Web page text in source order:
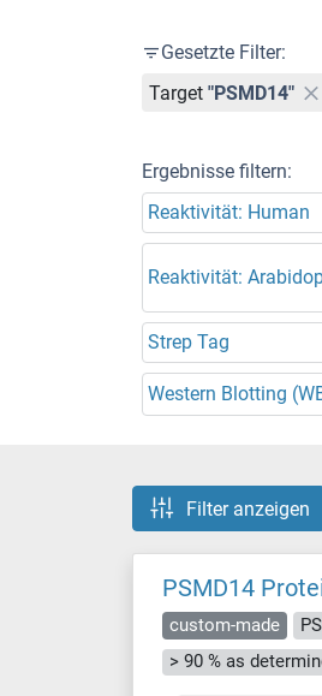
Gesetzte Filter:
Target "PSMD14"
Ergebnisse filtern:
Reaktivität: Human
Reaktivität:
Strep Tag
Western Blotting
Filter anzeigen
PSMD14
custom-made